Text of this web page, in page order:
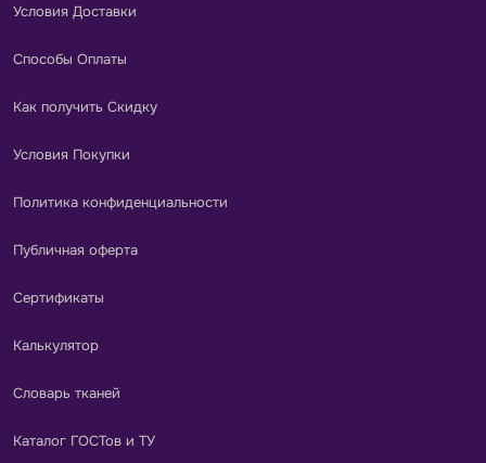
Условия Доставки
Способы Оплаты
Как получить Скидку
Условия Покупки
Политика конфиденциальности
Публичная оферта
Сертификаты
Калькулятор
Словарь тканей
Каталог ГОСТов и ТУ